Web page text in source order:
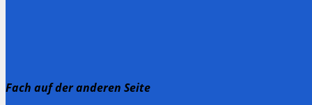
Fach auf der anderen Seite